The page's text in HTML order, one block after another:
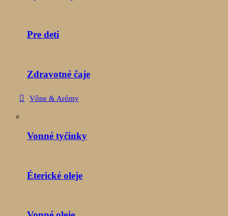
Pre deti
Zdravotné čaje
Vône & Arómy
Vonné tyčinky
Éterické oleje